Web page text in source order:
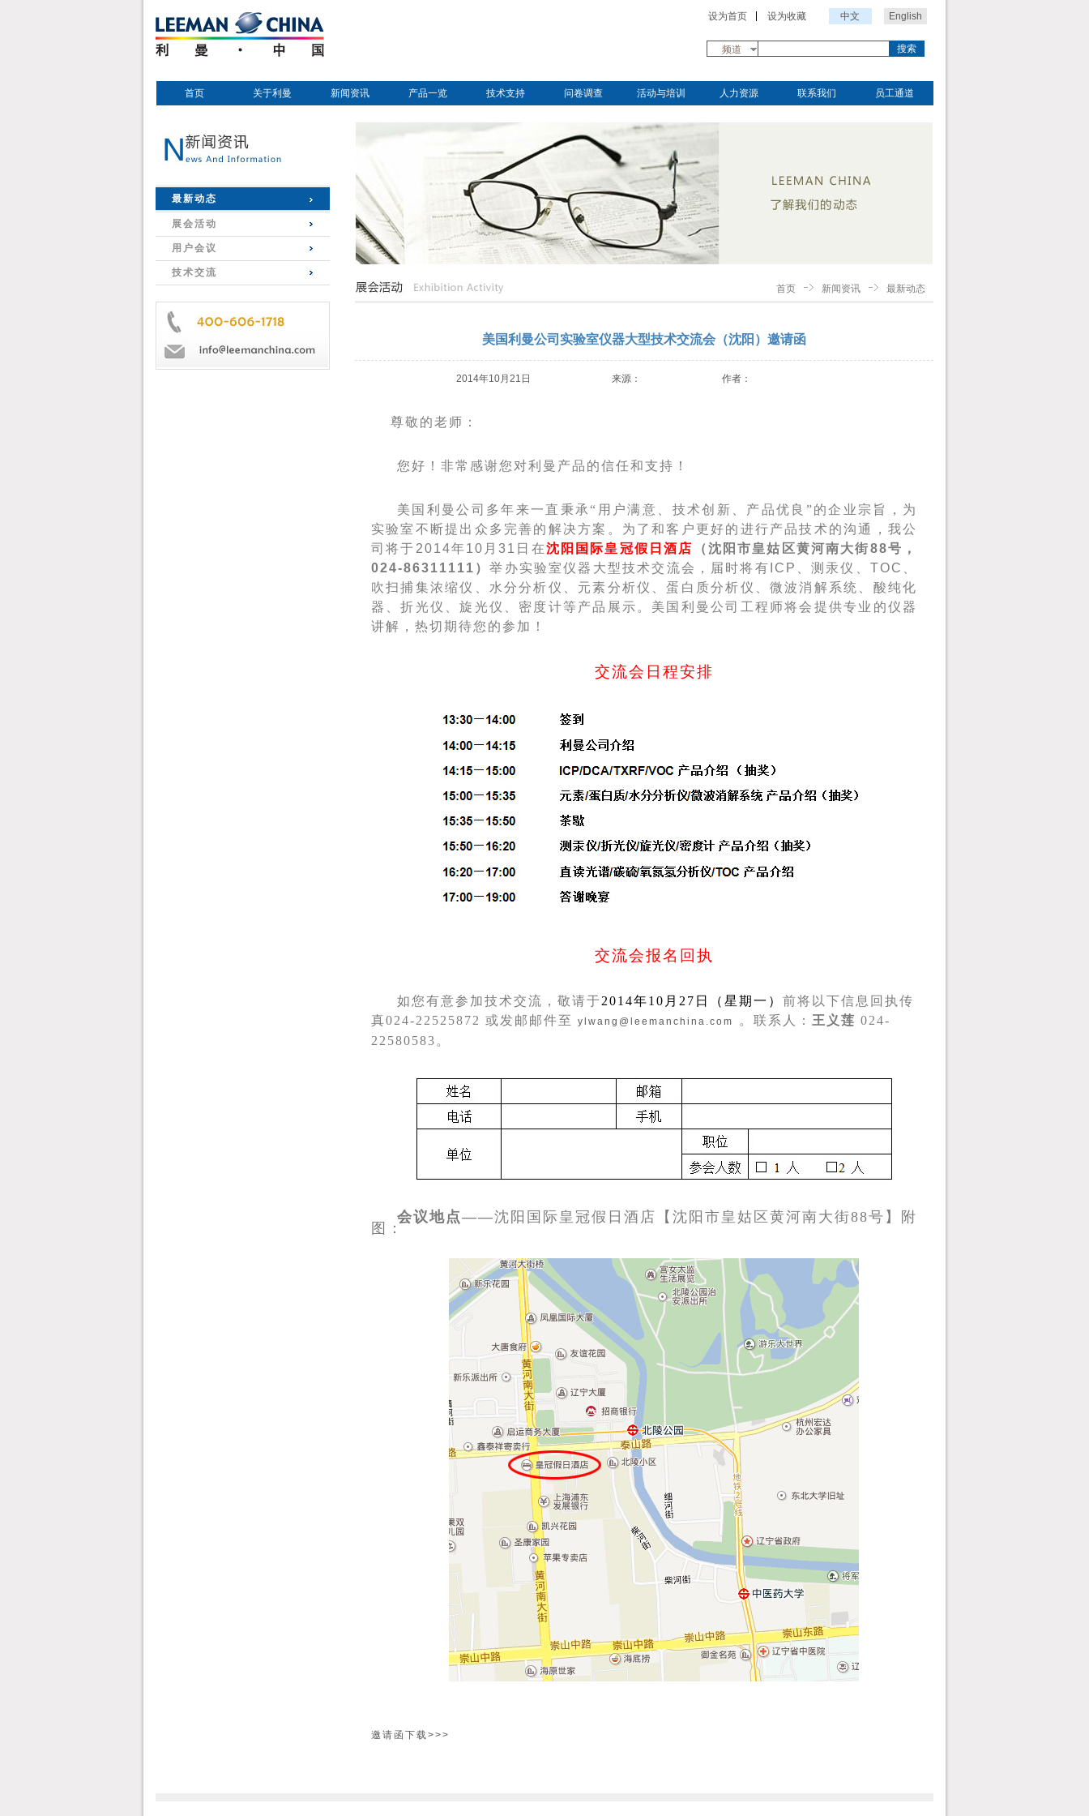
设为首页 设为收藏 中文 English
频道 搜索
首页 关于利曼 新闻资讯 产品一览 技术支持 问卷调查 活动与培训 人力资源 联系我们 员工通道
最新动态
展会活动
用户会议
技术交流
首页
新闻资讯 最新动态
美国利曼公司实验室仪器大型技术交流会（沈阳）邀请函
2014年10月21日 来源： 作者：
尊敬的老师：
您好！非常感谢您对利曼产品的信任和支持！
美国利曼公司多年来一直秉承“用户满意、技术创新、产品优良”的企业宗旨，为
实验室不断提出众多完善的解决方案。为了和客户更好的进行产品技术的沟通，我公
司将于 2014年10 月31 日在沈阳国际皇冠假日酒店 （沈阳市皇姑区黄河南大街88号，
024-86311111 ）举办实验室仪器大型技术交流会，届时将有 ICP 、测汞仪、 TOC
吹扫捕集浓缩仪、水分分析仪、元素分析仪、蛋白质分析仪、微波消解系统、酸纯化
器、折光仪、旋光仪、密度计等产品展示。 美国利曼公司工程师将会提供专业的仪器
讲解，热切期待您的参加！
交流会日程安排
交流会报名回执
如您有意参加技术交流，敬请于2014年10 月 27 日（星期一） 前将以下信息回执传
真024-22525872 或发邮邮件至 ylwang@leemanchina.com 。联系人： 王义莲 024-
22580583 。
会议地点——沈阳国际皇冠假日酒店【沈阳市皇姑区黄河南大街88号】附
图：
邀请函下载>>>